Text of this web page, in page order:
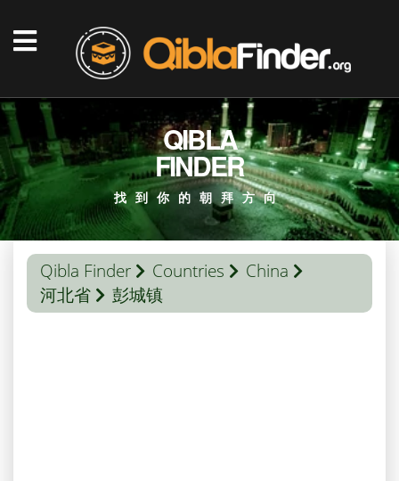
QIBLA
FINDER
找到你的朝拜方向
Qibla Finder Countries
China
河北省
彭城镇